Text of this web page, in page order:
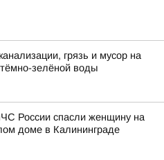
грязь и мусор на
зелёной воды
России спасли женщину на
доме в Калининграде